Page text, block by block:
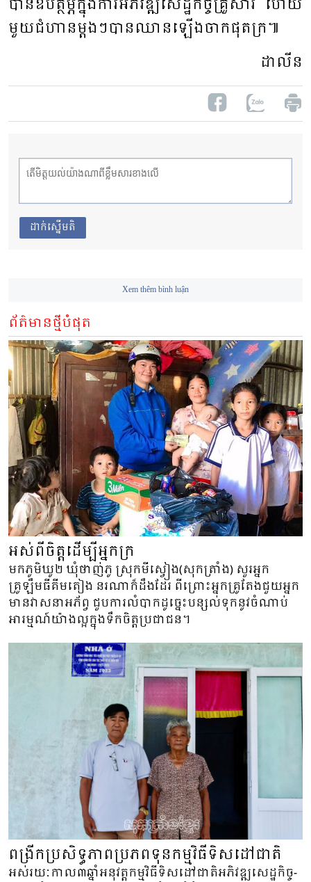
បានឧប​ត្ថម្ភ​​ក្នុងការអភិវឌ្ឍ​សេដ្ឋ​កិច្ច​គ្រួសារ ​ហើយ
មួយ​ជំហាន​ម្តងៗបាន​ឈាន​ឡើង​ចាក​ផុត​ក្រ៕
ដា​លីន
ដាក់ស្នើមតិ
Xem thêm bình luận
ព័ត៌មានថ្មីបំផុត
អស់ពីចិត្តដើម្បីអ្នកក្រ
មកភូមិឃូ២ ឃុំថាញ់ភូ ស្រុកមីស្វៀង(សុកត្រាំង) សួរអ្នក
គ្រូឡឹមធីគីមតៀង នរណាក៏ដឹងដែរ ពីព្រោះអ្នកគ្រូតែងជួយអ្នក
មានវាសនាអភ័ព្វ ជួបការលំបាកដូច្នេះបន្សល់ទុកនូវចំណាប់
អារម្មណ៍យ៉ាងល្អក្នុងទឹកចិត្តប្រជាជន។
ពង្រីកប្រសិទ្ធភាពប្រភពទុនកម្មវិធីទិសដៅជាតិ
អស់រយៈកាល៣ឆ្នាំអនុវត្តកម្មវិធីទិសដៅជាតិអភិវឌ្ឍសេដ្ឋកិច្ច-